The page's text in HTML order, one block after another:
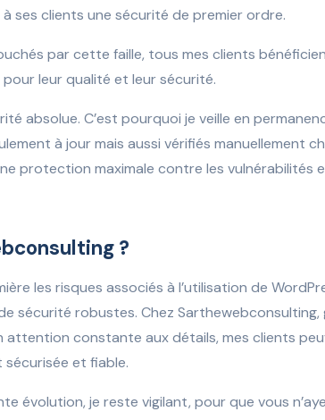
ses clients une sécurité de premier ordre.
par cette faille, tous mes clients
leur qualité et leur sécurité.
absolue. C’est pourquoi je veille en
à jour mais aussi vérifiés manuellement
protection maximale contre les vulnérabilités
?
les risques associés à l’utilisation de
sécurité robustes. Chez Sarthewebconsulting,
attention constante aux détails, mes clients
sécurisée et fiable.
évolution, je reste vigilant, pour que vous